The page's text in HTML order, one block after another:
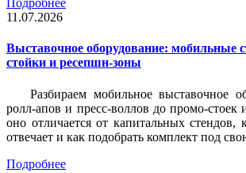
Подробнее
11.07.2026
Выставочное оборудование: мобильные
стойки и ресепшн-зоны
Разбираем мобильное выставочное
ролл-апов и пресс-воллов до промо-стоек
оно отличается от капитальных стендов,
отвечает и как подобрать комплект под
Подробнее